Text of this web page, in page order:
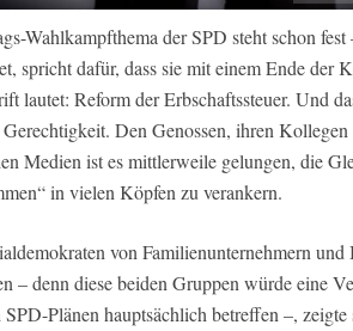
Wahlkampfthema der SPD steht schon
spricht dafür, dass sie mit einem Ende der
lautet: Reform der Erbschaftssteuer. Und
Den Genossen, ihren
Medien ist es mittlerweile gelungen, die
in vielen Köpfen zu verankern.
von Familienunternehmern
– denn diese beiden Gruppen würde eine
SPD-Plänen hauptsächlich betreffen –,